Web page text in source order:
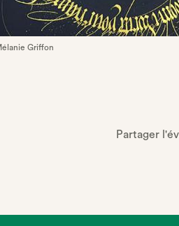
Griffon
Partager